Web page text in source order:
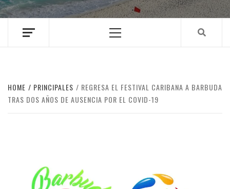
Menu
HOME PRINCIPALES
REGRESA EL FESTIVAL CARIBANA A BARBUDA
TRAS DOS AÑOS DE AUSENCIA POR EL COVID-19